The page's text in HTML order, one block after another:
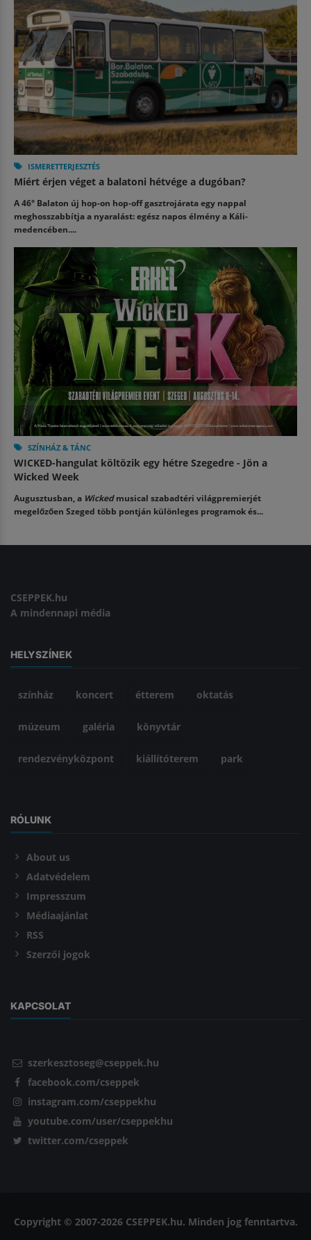
ISMERETTERJESZTÉS
Miért érjen véget a balatoni hétvége a dugóban?
A 46° Balaton új hop-on hop-off gasztrojárata egy nappal
meghosszabbítja a nyaralást: egész napos élmény a Káli-
medencében....
SZÍNHÁZ & TÁNC
WICKED-hangulat költözik egy hétre Szegedre - Jön a
Wicked Week
Augusztusban, a Wickedmusical szabadtéri világpremierjét
megelőzően Szeged több pontján különleges programok és...
CSEPPEK.hu
A mindennapi média
HELYSZÍNEK
színház koncert étterem oktatás
múzeum galéria könyvtár
rendezvényközpont kiállítóterem park
RÓLUNK
About us
Adatvédelem
Impresszum
Médiaajánlat
RSS
Szerzői jogok
KAPCSOLAT
szerkesztoseg@cseppek.hu
facebook.com/cseppek
instagram.com/cseppekhu
youtube.com/user/cseppekhu
twitter.com/cseppek
Copyright © 2007-2026 CSEPPEK.hu. Minden jog fenntartva.